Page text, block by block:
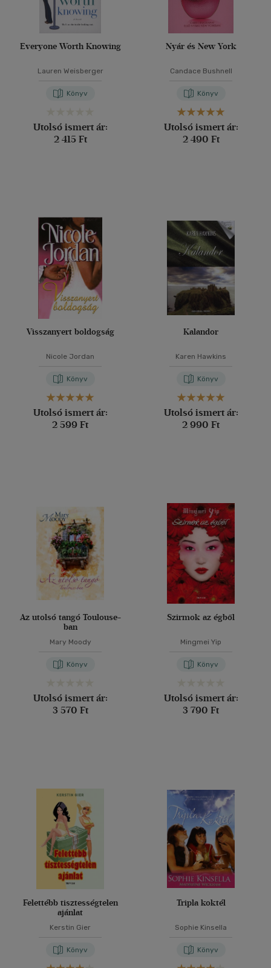
Everyone Worth Knowing
Lauren Weisberger
Könyv
Utolsó ismert ár:
2 415 Ft
Nyár és New York
Candace Bushnell
Könyv
Utolsó ismert ár:
2 490 Ft
Visszanyert boldogság
Nicole Jordan
Könyv
Utolsó ismert ár:
2 599 Ft
Kalandor
Karen Hawkins
Könyv
Utolsó ismert ár:
2 990 Ft
Az utolsó tangó Toulouse-
ban
Mary Moody
Könyv
Utolsó ismert ár:
3 570 Ft
Szirmok az égből
Mingmei Yip
Könyv
Utolsó ismert ár:
3 790 Ft
Felettébb tisztességtelen
ajánlat
Kerstin Gier
Könyv
Tripla koktél
Sophie Kinsella
Könyv